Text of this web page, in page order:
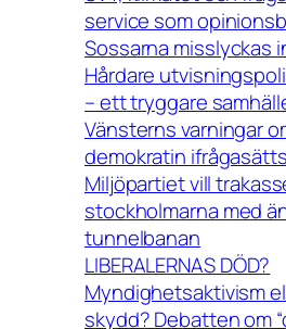
service som
Sossarna misslyckas
Hårdare
– ett tryggare
Vänsterns varningar
demokratin ifrågasätts
Miljöpartiet vill
stockholmarna med
tunnelbanan
LIBERALERNAS DÖD?
Myndighetsaktivism
skydd? Debatten om